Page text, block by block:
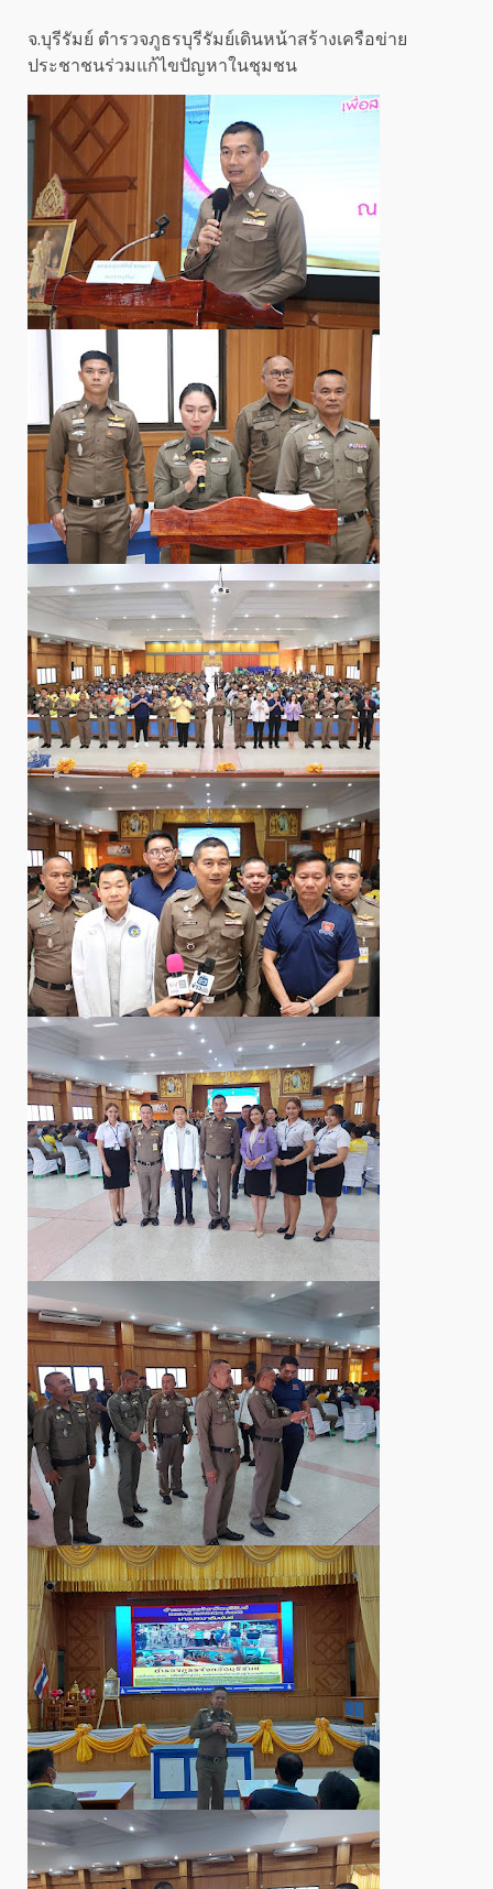
จ.บุรีรัมย์ ตำรวจภูธรบุรีรัมย์เดินหน้าสร้างเครือข่าย
ประชาชนร่วมแก้ไขปัญหาในชุมชน